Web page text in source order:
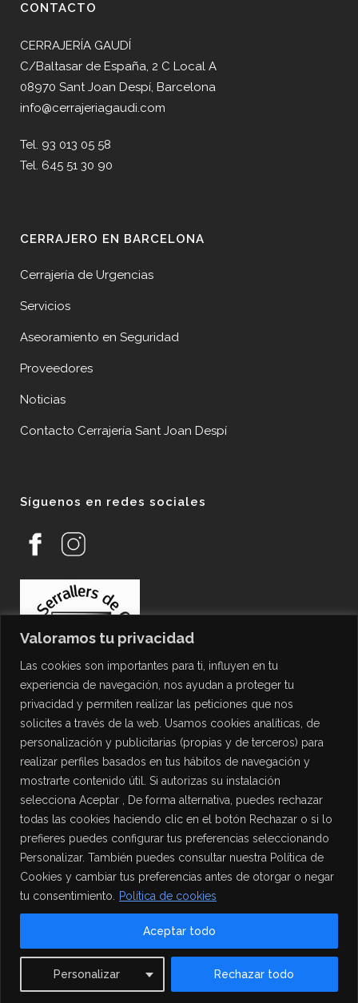
Valoramos tu privacidad
Las cookies son importantes para ti, influyen en tu
experiencia de navegación, nos ayudan a proteger tu
privacidad y permiten realizar las peticiones que nos
solicites a través de la web. Usamos cookies analíticas, de
personalización y publicitarias (propias y de terceros) para
realizar perfiles basados en tus hábitos de navegación y
mostrarte contenido útil. Si autorizas su instalación
selecciona Aceptar , De forma alternativa, puedes rechazar
todas las cookies haciendo clic en el botón Rechazar o si lo
prefieres puedes configurar tus preferencias seleccionando
Personalizar. También puedes consultar nuestra Política de
Cookies y cambiar tus preferencias antes de otorgar o negar
tu consentimiento.
Política de cookies
Personalizar Rechazar todo
Aceptar todo
CONTACTO
CERRAJERÍA GAUDÍ
C/Baltasar de España, 2 C Local A
08970 Sant Joan Despí, Barcelona
info@cerrajeriagaudi.com
Tel. 93 013 05 58
Tel. 645 51 30 90
CERRAJERO EN BARCELONA
Cerrajería de Urgencias
Servicios
Aseoramiento en Seguridad
Proveedores
Noticias
Contacto Cerrajería Sant Joan Despí
Síguenos en redes sociales
PROTECCIÓN DE DATOS
Política de Privacidad
Política de Cookies
Aviso Legal